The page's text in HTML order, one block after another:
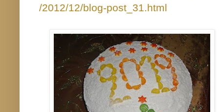
/2012/12/blog-post_31.html